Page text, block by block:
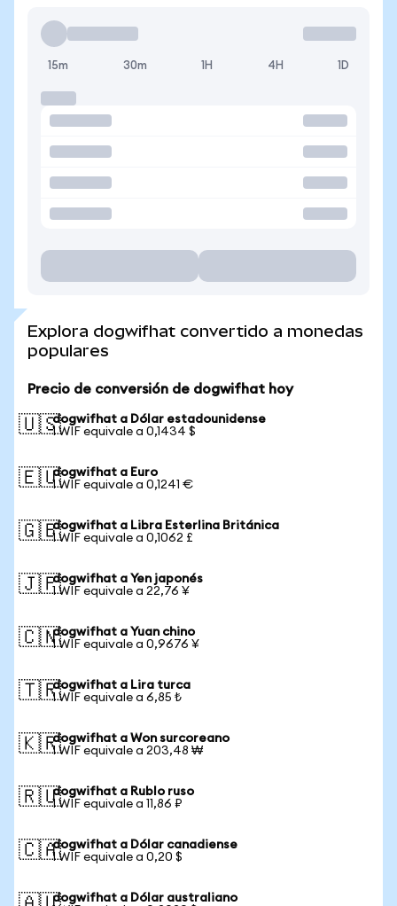
15m 30m 1H 4H 1D
Explora dogwifhat convertido a monedas
populares
Precio de conversión de dogwifhat hoy
🇺🇸dogwifhat a Dólar estadounidense
1 WIF equivale a 0,1434 $
🇪🇺dogwifhat a Euro
1 WIF equivale a 0,1241 €
🇬🇧dogwifhat a Libra Esterlina Británica
1 WIF equivale a 0,1062 £
🇯🇵dogwifhat a Yen japonés
1 WIF equivale a 22,76 ¥
🇨🇳dogwifhat a Yuan chino
1 WIF equivale a 0,9676 ¥
🇹🇷dogwifhat a Lira turca
1 WIF equivale a 6,85 ₺
🇰🇷dogwifhat a Won surcoreano
1 WIF equivale a 203,48 ₩
🇷🇺dogwifhat a Rublo ruso
1 WIF equivale a 11,86 ₽
🇨🇦dogwifhat a Dólar canadiense
1 WIF equivale a 0,20 $
dogwifhat a Dólar australiano